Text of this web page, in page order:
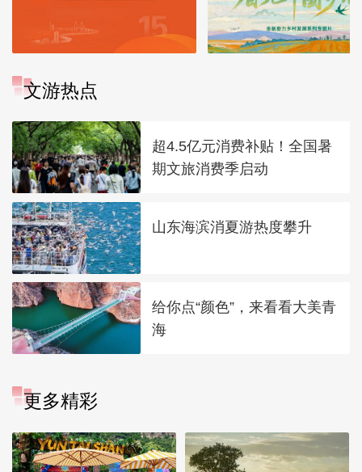
文游热点
超4.5亿元消费补贴！全国暑
期文旅消费季启动
山东海滨消夏游热度攀升
给你点“颜色”，来看看大美青
海
更多精彩